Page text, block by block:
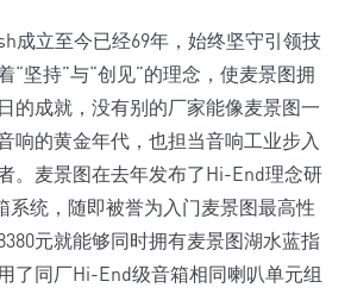
成立至今已经69年，始终坚守引领技
“坚持”与“创见”的理念，使麦景图拥
的成就，没有别的厂家能像麦景图一
响的黄金年代，也担当音响工业步入
。麦景图在去年发布了Hi-End理念研
系统，随即被誉为入门麦景图最高性
元就能够同时拥有麦景图湖水蓝指
了同厂Hi-End级音箱相同喇叭单元组